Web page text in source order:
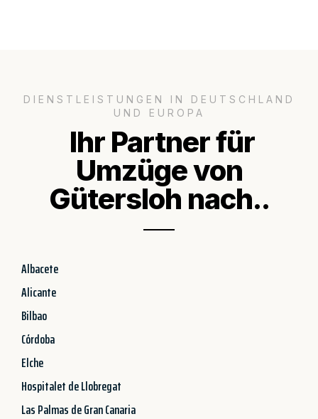
DIENSTLEISTUNGEN IN DEUTSCHLAND
UND EUROPA
Ihr Partner für
Umzüge von
Gütersloh nach..
Albacete
Alicante
Bilbao
Córdoba
Elche
Hospitalet de Llobregat
Las Palmas de Gran Canaria